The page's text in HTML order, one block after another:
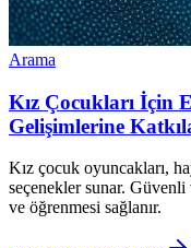
Arama
Kız Çocukları İçin
Gelişimlerine
Kız çocuk oyuncakları,
seçenekler sunar.
ve öğrenmesi sağlanır.